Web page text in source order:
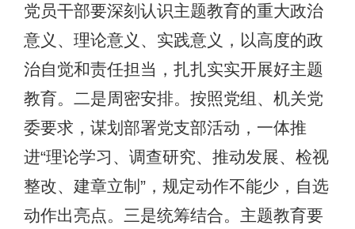
党员干部要深刻认识主题教育的重大政治
意义、理论意义、实践意义，以高度的政
治自觉和责任担当，扎扎实实开展好主题
教育。二是周密安排。按照党组、机关党
委要求，谋划部署党支部活动，一体推
进“理论学习、调查研究、推动发展、检视
整改、建章立制”，规定动作不能少，自选
动作出亮点。三是统筹结合。主题教育要